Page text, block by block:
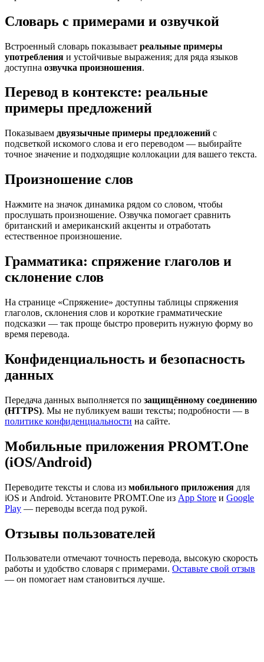
Словарь с примерами и озвучкой
Встроенный словарь показывает реальные примеры
употребления и устойчивые выражения; для ряда языков
доступна озвучка произношения.
Перевод в контексте: реальные
примеры предложений
Показываем двуязычные примеры предложений с
подсветкой искомого слова и его переводом — выбирайте
точное значение и подходящие коллокации для вашего текста.
Произношение слов
Нажмите на значок динамика рядом со словом, чтобы
прослушать произношение. Озвучка помогает сравнить
британский и американский акценты и отработать
естественное произношение.
Грамматика: спряжение глаголов и
склонение слов
На странице «Спряжение» доступны таблицы спряжения
глаголов, склонения слов и короткие грамматические
подсказки — так проще быстро проверить нужную форму во
время перевода.
Конфиденциальность и безопасность
данных
Передача данных выполняется по защищённому соединению
(HTTPS). Мы не публикуем ваши тексты; подробности — в
политике конфиденциальности на сайте.
Мобильные приложения PROMT.One
(iOS/Android)
Переводите тексты и слова из мобильного приложения для
iOS и Android. Установите PROMT.One из App Store и Google
Play — переводы всегда под рукой.
Отзывы пользователей
Пользователи отмечают точность перевода, высокую скорость
работы и удобство словаря с примерами. Оставьте свой отзыв
— он помогает нам становиться лучше.